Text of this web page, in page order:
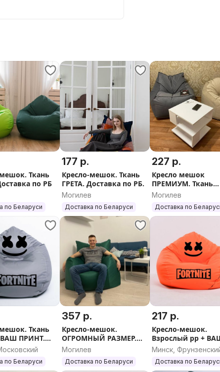
Цены уточняйте.
любым вопросам!
Ткань
по РБ
по Беларуси
177 р.
Кресло-мешок. Ткань
ГРЕТА. Доставка по РБ.
Могилев
Доставка по Беларуси
227 р.
Кресло мешок
ПРЕМИУМ. Ткань
велюр. Доставка
Могилев
Доставка по
Ткань
ВАШ ПРИНТ.
РБ
по Беларуси
357 р.
Кресло-мешок.
ОГРОМНЫЙ РАЗМЕР.
Доставка по РБ.
Могилев
Доставка по Беларуси
217 р.
Кресло-мешок.
Взрослый рр +
ПРИНТ. Доставка
Минск,
Доставка по